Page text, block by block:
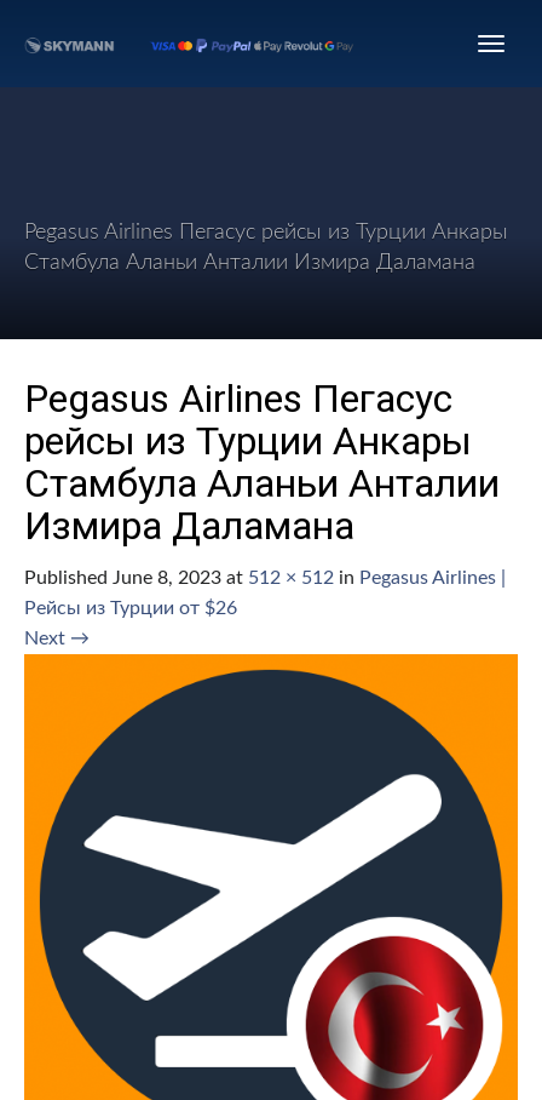
Pegasus Airlines Пегасус рейсы из Турции Анкары
Стамбула Аланьи Анталии Измира Даламана
Pegasus Airlines Пегасус
рейсы из Турции Анкары
Стамбула Аланьи Анталии
Измира Даламана
Published June 8, 2023 at 512 × 512 in Pegasus Airlines |
Рейсы из Турции от $26
Next →